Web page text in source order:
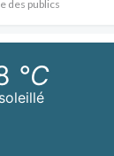
des publics
°C